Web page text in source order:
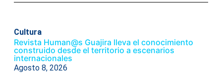
Cultura
Revista Human@s Guajira lleva el conocimiento
construido desde el territorio a escenarios
internacionales
Agosto 8, 2026